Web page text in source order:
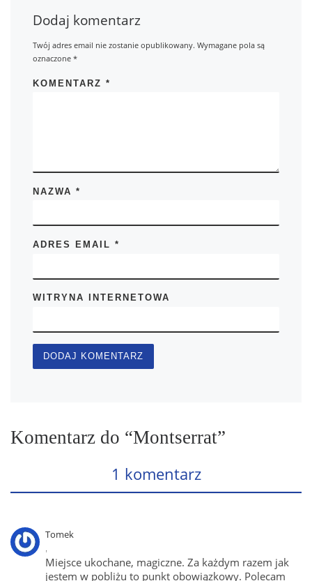
Dodaj komentarz
Twój adres email nie zostanie opublikowany. Wymagane pola są
oznaczone*
KOMENTARZ*
NAZWA*
ADRES EMAIL*
WITRYNA INTERNETOWA
Komentarz do “Montserrat”
1 komentarz
Tomek
Miejsce ukochane, magiczne. Za każdym razem jak
jestem w pobliżu to punkt obowiązkowy. Polecam